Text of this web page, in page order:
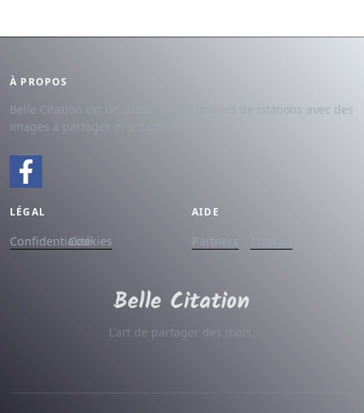
À PROPOS
Belle Citation est un site avec des milliers de citations avec des
images à partager et à dédier.
LÉGAL
ConfidentialitéCookies
AIDE
Partners
L'art de partager des mots.